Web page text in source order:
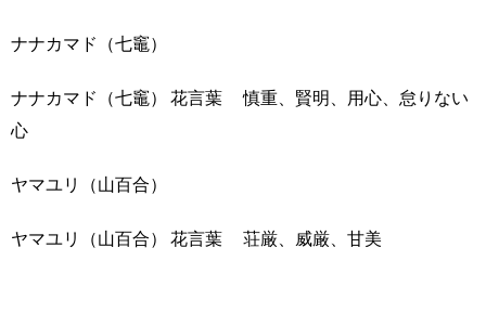
ナナカマド（七竈）
ナナカマド（七竈） 花言葉 慎重、賢明、用心、怠りない
心
ヤマユリ（山百合）
ヤマユリ（山百合） 花言葉 荘厳、威厳、甘美